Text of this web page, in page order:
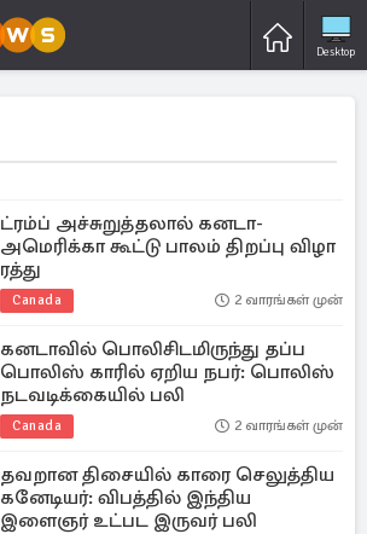
Desktop
ட்ரம்ப் அச்சுறுத்தலால் கனடா-
அமெரிக்கா கூட்டு பாலம் திறப்பு விழா
ரத்து
Canada 2 வாரங்கள் முன்
கனடாவில் பொலிசிடமிருந்து தப்ப
பொலிஸ் காரில் ஏறிய நபர்: பொலிஸ்
நடவடிக்கையில் பலி
Canada 2 வாரங்கள் முன்
தவறான திசையில் காரை செலுத்திய
கனேடியர்: விபத்தில் இந்திய
இளைஞர் உட்பட இருவர் பலி